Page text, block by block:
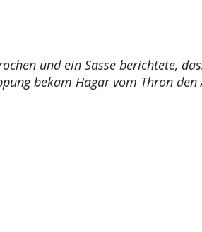
und ein Sasse berichtete,
bekam Hägar vom Thron